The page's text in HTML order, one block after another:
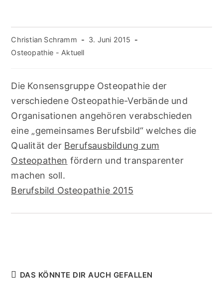
Beitrags-
Autor:
Christian Schramm
Beitrag
3. Juni 2015
Beitrags-
Osteopathie - Aktuell
Die Konsensgruppe Osteopathie der
verschiedene Osteopathie-Verbände und
Organisationen angehören verabschieden
eine „gemeinsames Berufsbild“ welches die
Qualität der Berufsausbildung zum
Osteopathen fördern und transparenter
machen soll.
Berufsbild Osteopathie 2015
DAS KÖNNTE DIR AUCH GEFALLEN